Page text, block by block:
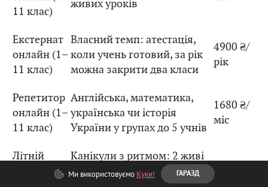
11 клас)
живих уроків
Екстернат
онлайн (1–
11 клас)
Власний темп: атестація,
коли учень готовий, за рік
можна закрити два класи
4900 ₴/
рік
Репетитор
онлайн (1–
11 клас)
Англійська, математика,
українська чи історія
України у групах до 5 учнів
1680 ₴/
міс
Літній
Канікули з ритмом: 2 живі
уроки на день, англійська
4240 ₴/
Ми використовуємо Куки! ГАРАЗД